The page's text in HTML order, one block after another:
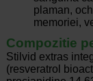
plaman,
memoriei,
Compozitie
Stilvid extras
(resveratrol